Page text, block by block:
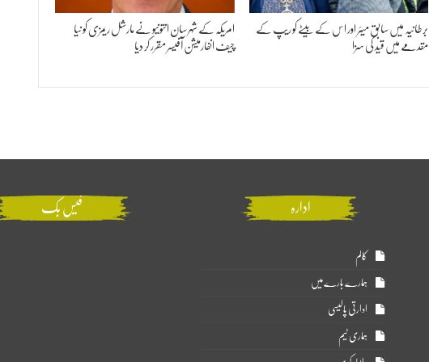
برطانیہ میں سابق میئر اور اس کے بیٹے کو ریپ کے
مقدمے میں قید کی سزا
امریکہ کے شہر سان انتونیو نے مارشل ریمزی کو نیا
چیف انفارمیشن آفیسر مقرر کر دیا
ادارہ
کالم
ہمارے بارے میں
ادارتی پالیسی
ہماری ٹیم
فیس بک